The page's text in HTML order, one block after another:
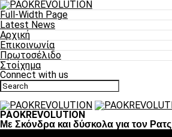
Full-Width Page
Latest News
Αρχική
Επικοινωνία
Πρωτοσέλιδο
Στοίχημα
Connect with us
PAOKREVOLUTION
Με Σκόνδρα και δύσκολα για τον Ρατς